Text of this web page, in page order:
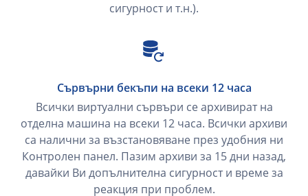
сигурност и т.н.).
Сървърни бекъпи на всеки 12 часа
Всички виртуални сървъри се архивират на
отделна машина на всеки 12 часа. Всички архиви
са налични за възстановяване през удобния ни
Контролен панел. Пазим архиви за 15 дни назад,
давайки Ви допълнителна сигурност и време за
реакция при проблем.